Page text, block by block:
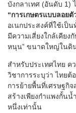
บังกลาเทศ (อันดับ 1)
“การเกษตรแบบลอยตั
อเนกประสงค์ที่ใช้เป็
มีความเสี่ยงใกล้เคียง
หนุน” ขนาดใหญ่ในดิ
สำหรับประเทศไทย ค
วิชาการระบุว่า ไทยต้
การย้ายพื้นที่เศรษฐกิ
สร้างเพียงกำแพงกั้น
หนึ่งเท่านั้น